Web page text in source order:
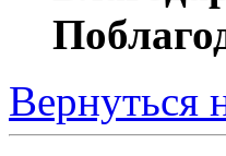
Вернуться